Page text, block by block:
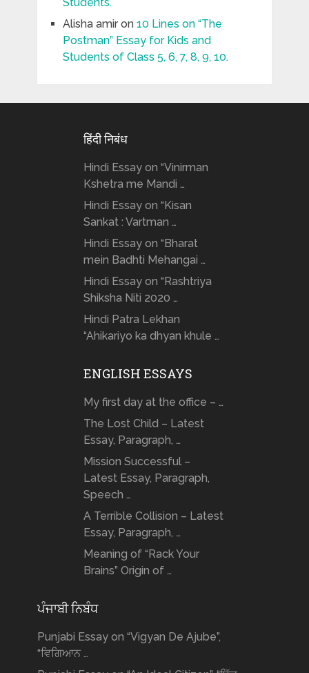
Alisha amiron 10 Lines on “The
Postman” Essay for Kids and
Students of Class 5, 6, 7, 8, 9, 10.
हिंदी निबंध
Hindi Essay on “Vinirman
Kshetra me Mandi …
Hindi Essay on “Kisan
Sankat : Vartman …
Hindi Essay on “Bharat
mein Badhti Mehangai …
Hindi Essay on “Rashtriya
Shiksha Niti 2020 …
Hindi Patra Lekhan
“Ahikariyo ka dhyan khule …
ENGLISH ESSAYS
My first day at the office – …
The Lost Child – Latest
Essay, Paragraph, …
Mission Successful –
Latest Essay, Paragraph,
Speech …
A Terrible Collision – Latest
Essay, Paragraph, …
Meaning of “Rack Your
Brains” Origin of …
ਪੰਜਾਬੀ ਨਿਬੰਧ
Punjabi Essay on “Vigyan De Ajube”,
“ਵਿਗਿਆਨ …